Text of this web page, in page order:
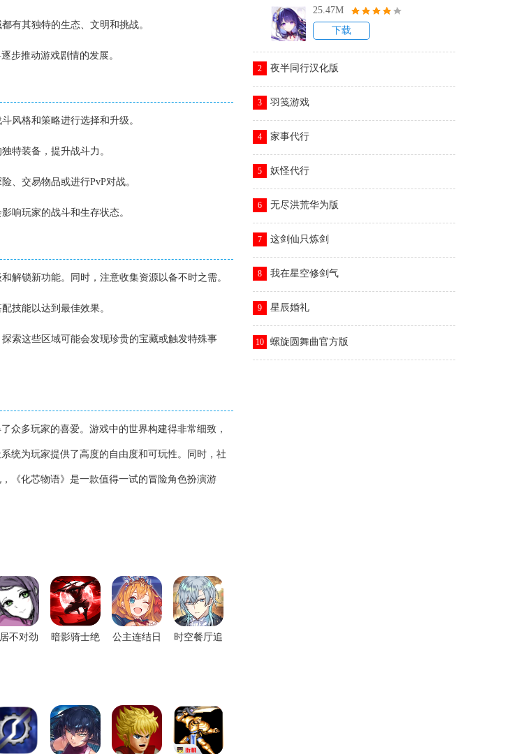
有其独特的生态、文明和挑战。
步推动游戏剧情的发展。
风格和策略进行选择和升级。
特装备，提升战斗力。
、交易物品或进行PvP对战。
响玩家的战斗和生存状态。
解锁新功能。同时，注意收集资源以备不时之需。
技能以达到最佳效果。
索这些区域可能会发现珍贵的宝藏或触发特殊事
众多玩家的喜爱。游戏中的世界构建得非常细致，
统为玩家提供了高度的自由度和可玩性。同时，社
《化芯物语》是一款值得一试的冒险角色扮演游
不对劲 暗影骑士绝 公主连结日 时空餐厅追
25.47M
下载
2 夜半同行汉化版
3 羽笺游戏
4 家事代行
5 妖怪代行
6 无尽洪荒华为版
7 这剑仙只炼剑
8 我在星空修剑气
9 星辰婚礼
10 螺旋圆舞曲官方版